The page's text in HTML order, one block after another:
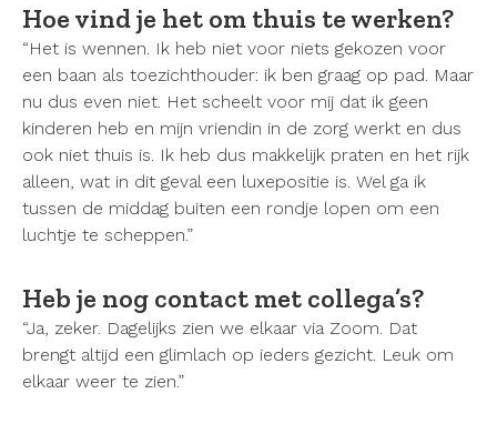
Hoe vind je het om thuis te werken?
“Het is wennen. Ik heb niet voor niets gekozen voor
een baan als toezichthouder: ik ben graag op pad. Maar
nu dus even niet. Het scheelt voor mij dat ik geen
kinderen heb en mijn vriendin in de zorg werkt en dus
ook niet thuis is. Ik heb dus makkelijk praten en het rijk
alleen, wat in dit geval een luxepositie is. Wel ga ik
tussen de middag buiten een rondje lopen om een
luchtje te scheppen.”
Heb je nog contact met collega’s?
“Ja, zeker. Dagelijks zien we elkaar via Zoom. Dat
brengt altijd een glimlach op ieders gezicht. Leuk om
elkaar weer te zien.”